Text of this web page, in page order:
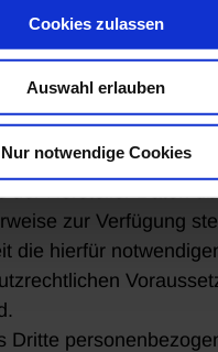
Cookies zulassen
Auswahl erlauben
Nur notwendige Cookies
uns auf unsere
online auf dieser
zur Verfügung
die hierfür
Dritte